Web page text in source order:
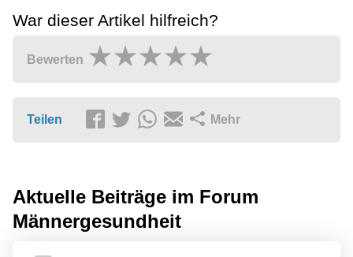
War dieser Artikel hilfreich?
Bewerten
Teilen Mehr
Aktuelle Beiträge im Forum
Männergesundheit